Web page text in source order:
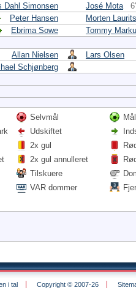
Dahl Simonsen José Mota
6'
Peter Hansen
Morten
Ebrima Sowe Tommy
Allan Nielsen
Lars Olsen
Schjønberg
Selvmål
Udskiftet
2x gul
2x gul annulleret
Tilskuere
VAR dommer
i tal Copyright © 2007-26